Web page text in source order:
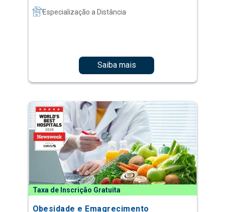
Especialização a Distância
Saiba mais
Taxa de Inscrição Gratuita
Obesidade e Emagrecimento